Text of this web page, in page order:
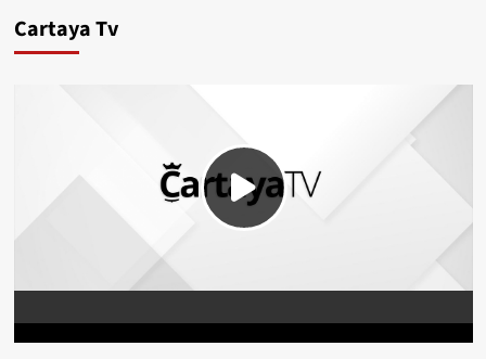
Cartaya Tv